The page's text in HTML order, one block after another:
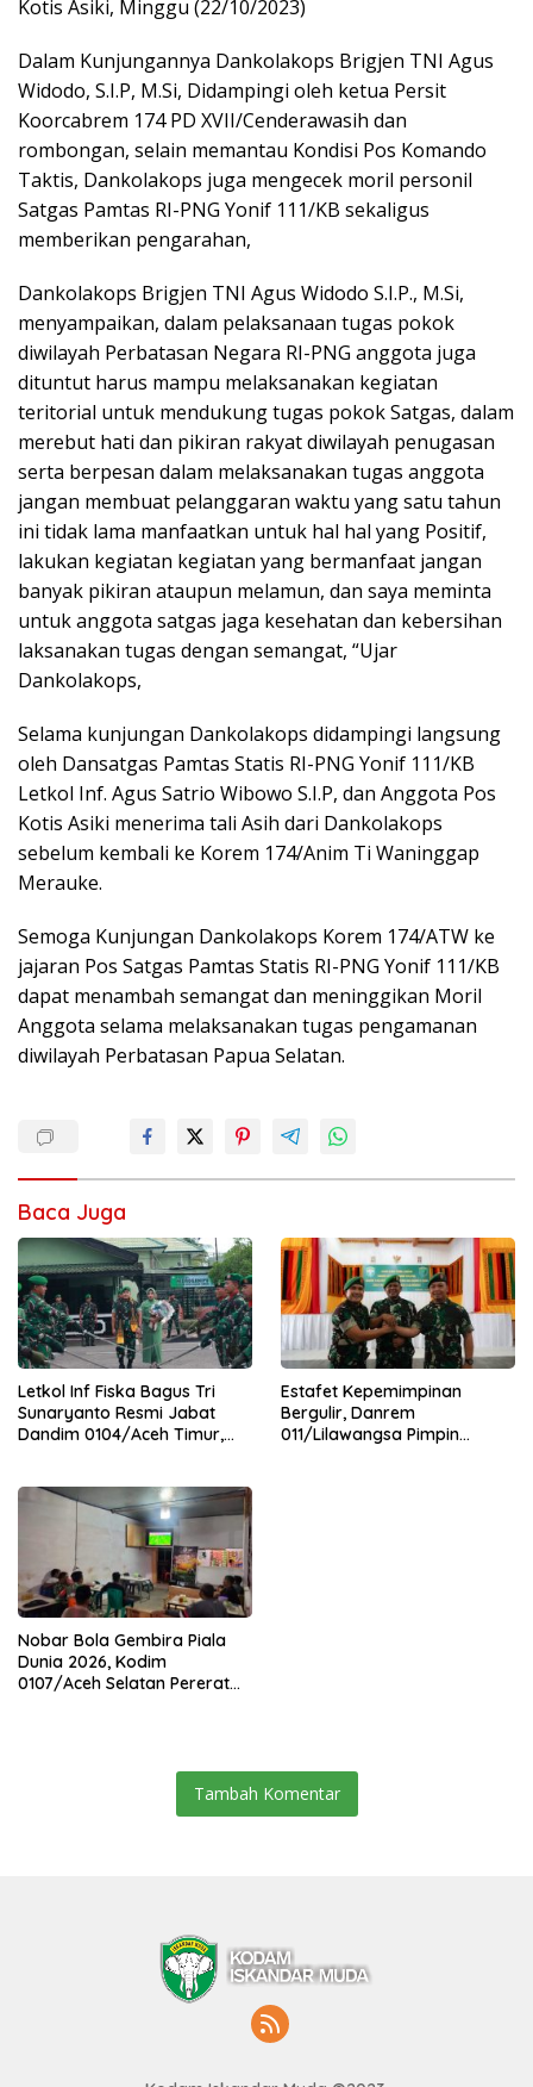
Kotis Asiki, Minggu (22/10/2023)
Dalam Kunjungannya Dankolakops Brigjen TNI Agus
Widodo, S.I.P, M.Si, Didampingi oleh ketua Persit
Koorcabrem 174 PD XVII/Cenderawasih dan
rombongan, selain memantau Kondisi Pos Komando
Taktis, Dankolakops juga mengecek moril personil
Satgas Pamtas RI-PNG Yonif 111/KB sekaligus
memberikan pengarahan,
Dankolakops Brigjen TNI Agus Widodo S.I.P., M.Si,
menyampaikan, dalam pelaksanaan tugas pokok
diwilayah Perbatasan Negara RI-PNG anggota juga
dituntut harus mampu melaksanakan kegiatan
teritorial untuk mendukung tugas pokok Satgas, dalam
merebut hati dan pikiran rakyat diwilayah penugasan
serta berpesan dalam melaksanakan tugas anggota
jangan membuat pelanggaran waktu yang satu tahun
ini tidak lama manfaatkan untuk hal hal yang Positif,
lakukan kegiatan kegiatan yang bermanfaat jangan
banyak pikiran ataupun melamun, dan saya meminta
untuk anggota satgas jaga kesehatan dan kebersihan
laksanakan tugas dengan semangat, “Ujar
Dankolakops,
Selama kunjungan Dankolakops didampingi langsung
oleh Dansatgas Pamtas Statis RI-PNG Yonif 111/KB
Letkol Inf. Agus Satrio Wibowo S.I.P, dan Anggota Pos
Kotis Asiki menerima tali Asih dari Dankolakops
sebelum kembali ke Korem 174/Anim Ti Waninggap
Merauke.
Semoga Kunjungan Dankolakops Korem 174/ATW ke
jajaran Pos Satgas Pamtas Statis RI-PNG Yonif 111/KB
dapat menambah semangat dan meninggikan Moril
Anggota selama melaksanakan tugas pengamanan
diwilayah Perbatasan Papua Selatan.
Baca Juga
Letkol Inf Fiska Bagus Tri
Sunaryanto Resmi Jabat
Dandim 0104/Aceh Timur,
0104/Atim
Estafet Kepemimpinan
Bergulir, Danrem
011/Lilawangsa Pimpin
Nobar Bola Gembira Piala
Dunia 2026, Kodim
0107/Aceh Selatan Pererat
Tambah Komentar